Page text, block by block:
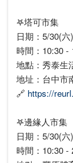
𖤐塔可市集
日期：5/30(
時間：10:30 -
地點：秀泰生
地址：台中市
🔗 https://
𖤐邊緣人市集
日期：5/30(
時間：10:30 -